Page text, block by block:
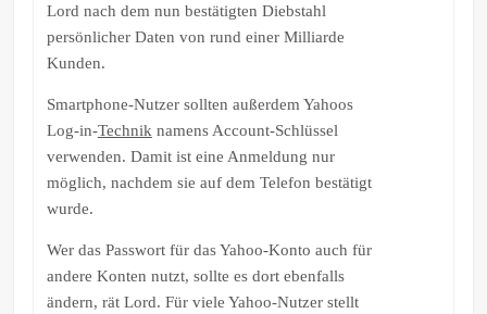
Lord nach dem nun bestätigten Diebstahl
persönlicher Daten von rund einer Milliarde
Kunden.
Smartphone-Nutzer sollten außerdem Yahoos
Log-in-Technik namens Account-Schlüssel
verwenden. Damit ist eine Anmeldung nur
möglich, nachdem sie auf dem Telefon bestätigt
wurde.
Wer das Passwort für das Yahoo-Konto auch für
andere Konten nutzt, sollte es dort ebenfalls
ändern, rät Lord. Für viele Yahoo-Nutzer stellt